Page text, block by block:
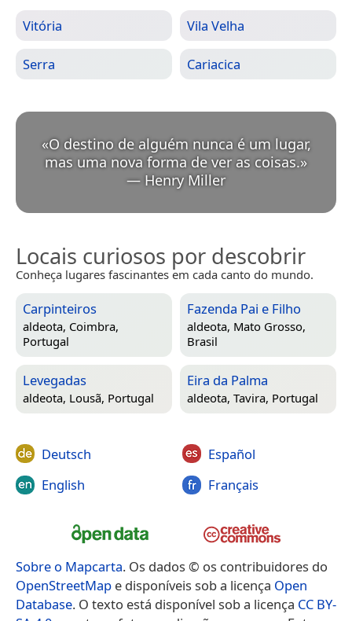
Vitória Vila Velha
Serra Cariacica
«O destino de alguém nunca é um lugar,
mas uma nova forma de ver as coisas.
— Henry Miller
Locais curiosos por descobrir
Conheça lugares fascinantes em cada canto do mundo.
Carpinteiros
aldeota, Coimbra,
Portugal
Fazenda Pai e Filho
aldeota, Mato Grosso,
Brasil
Levegadas
aldeota, Lousã, Portugal
Eira da Palma
aldeota, Tavira, Portugal
Deutsch
English
Español
Français
Sobre o Mapcarta. Os dados © os contribuidores do
OpenStreetMap e disponíveis sob a licença Open
Database. O texto está disponível sob a licença CC BY-